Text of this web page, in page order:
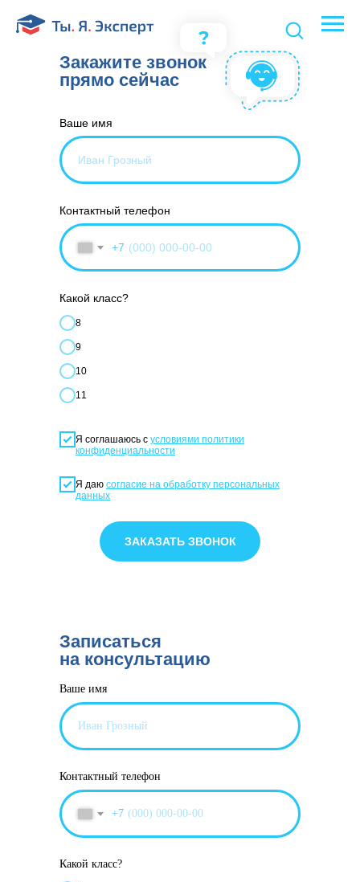
Ваше имя
Контактный телефон
+7
Какой класс?
8
9
10
11
Я соглашаюсь с условиями политики
конфиденциальности
Я даю согласие на обработку персональных
данных
ЗАКАЗАТЬ ЗВОНОК
Закажите звонок
прямо сейчас
Ваше имя
Контактный телефон
+7
Какой класс?
Записаться
на консультацию